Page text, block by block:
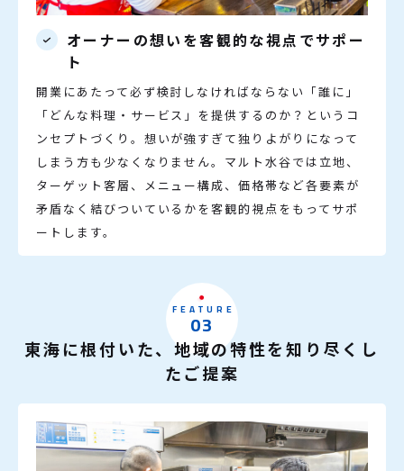
オーナーの想いを客観的な視点でサポー
ト
開業にあたって必ず検討しなければならない「誰に」
「どんな料理・サービス」を提供するのか？というコ
ンセプトづくり。想いが強すぎて独りよがりになって
しまう方も少なくなりません。マルト水谷では立地、
ターゲット客層、メニュー構成、価格帯など各要素が
矛盾なく結びついているかを客観的視点をもってサポ
ートします。
FEATURE
03
東海に根付いた、地域の特性を知り尽くし
たご提案